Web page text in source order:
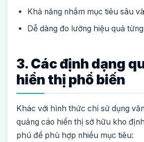
Khả năng nhắm mục tiêu sâu
Dễ dàng đo lường hiệu quả
3. Các định dạng
hiển thị phổ biến
Khác với hình thức chỉ sử dụng
quảng cáo hiển thị sở hữu kho
phú để phù hợp nhiều mục tiêu: